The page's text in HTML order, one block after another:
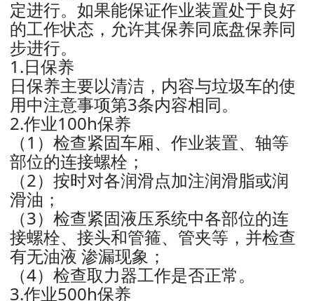
定进行。如果能保证作业装置处于良好
的工作状态，允许其保养同底盘保养同
步进行。
1.日保养
日保养主要以清洁，内容与垃圾车的使
用中注意事项第3条内容相同。
2.作业100h保养
（1）检查紧固车厢、作业装置、轴等
部位的连接螺栓；
（2）按时对各润滑点加注润滑脂或润
滑油；
（3）检查紧固液压系统中各部位的连
接螺栓、接头和管箍、管夹等，并检查
有无油液 渗漏现象；
（4）检查取力器工作是否正常。
3.作业500h保养